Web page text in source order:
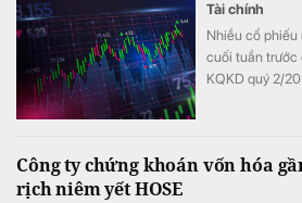
Tài chính
Nhiều cổ phiếu
cuối tuần trước
KQKD quý 2/
Công ty chứng khoán vốn hóa
rịch niêm yết HOSE